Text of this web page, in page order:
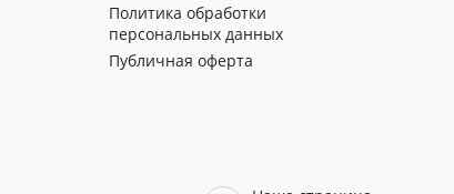
Политика обработки
персональных данных
Публичная оферта